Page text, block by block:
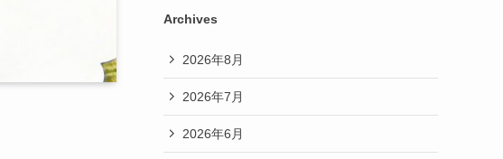
Archives
2026年8月
2026年7月
2026年6月